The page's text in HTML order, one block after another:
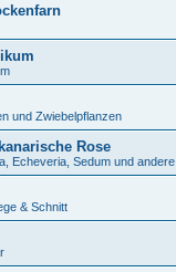
und Zwiebelpflanzen
Rose
Echeveria, Sedum und andere
& Schnitt